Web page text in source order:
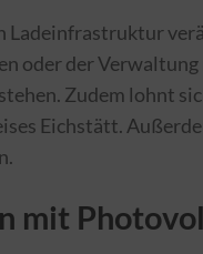
Ladeinfrastruktur
oder der
Zudem lohnt
Eichstätt.
mit